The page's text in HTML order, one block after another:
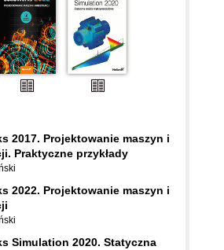
2017. Projektowanie maszyn i
Praktyczne przykłady
2022. Projektowanie maszyn i
Simulation 2020. Statyczna